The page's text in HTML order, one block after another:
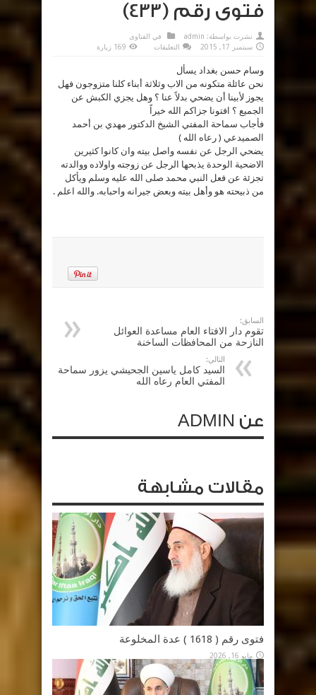
فتوى رقم (433)
نشرت بواسطة: admin في الفتاوى
سبتمبر 17, 2015
التعليقات
مغلقة
169 زيارة
وسام حسن بغداد يسأل
نحن عائلة متكونه من الاب وثلاثة أبناء كلنا متزوجون فهل
يجوز لأبينا أن يضحي بدلاً عنا ؟ وهل يجزي الكبش عن
الجميع ؟ افتونا جزاكم الله خيراً
فأجاب سماحة المفتي الشيخ الدكتور مهدي بن أحمد
الصميدعي ( رعاه الله )
يضحي الرجل عن نفسه واصل بيته وان كانوا كثيرين
الاضحية الوحدة يذبحها الرجل عن زوجته واولاده ووالدته
تجزئة عن فعل النبي محمد صلى الله عليه وسلم ويأكل
من ذبيحته هو وأهل بيته وبعض جيرانه واحبابه. والله اعلم .
السابق:
تقوم دار الافتاء العام مساعدة العوائل
النازحة من المحافظات الساخنة
التالي:
السيد كامل ياسين الجحيشي يزور سماحة
المفتي العام رعاه الله
عن ADMIN
مقالات مشابهة
فتوى رقم ( 1618 ) عدة المخلوعة
مايو 16, 2026